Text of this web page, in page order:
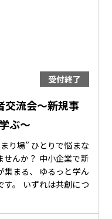
受付終了
交流会～新規事
ぶ～
り場” ひとりで悩まな
せんか？ 中小企業で新
集まる、 ゆるっと学ん
す。 いずれは共創につ